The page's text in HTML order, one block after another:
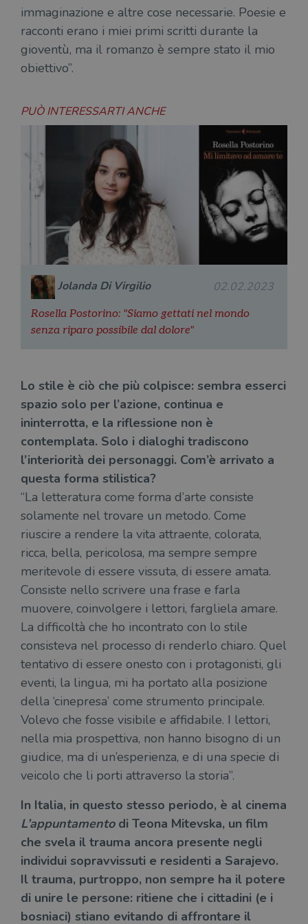
immaginazione e altre cose necessarie. Poesie e
racconti erano i miei primi scritti durante la
gioventù, ma il romanzo è sempre stato il mio
obiettivo”.
PUÒ INTERESSARTI ANCHE
Jolanda Di Virgilio 02.02.2023
Rosella Postorino: "Siamo gettati nel mondo
senza riparo possibile dal dolore"
Lo stile è ciò che più colpisce: sembra esserci
spazio solo per l’azione, continua e
ininterrotta, e la riflessione non è
contemplata. Solo i dialoghi tradiscono
l’interiorità dei personaggi. Com’è arrivato a
questa forma stilistica?
“La letteratura come forma d’arte consiste
solamente nel trovare un metodo. Come
riuscire a rendere la vita attraente, colorata,
ricca, bella, pericolosa, ma sempre sempre
meritevole di essere vissuta, di essere amata.
Consiste nello scrivere una frase e farla
muovere, coinvolgere i lettori, fargliela amare.
La difficoltà che ho incontrato con lo stile
consisteva nel processo di renderlo chiaro. Quel
tentativo di essere onesto con i protagonisti, gli
eventi, la lingua, mi ha portato alla posizione
della ‘cinepresa’ come strumento principale.
Volevo che fosse visibile e affidabile. I lettori,
nella mia prospettiva, non hanno bisogno di un
giudice, ma di un’esperienza, e di una specie di
veicolo che li porti attraverso la storia”.
In Italia, in questo stesso periodo, è al cinema
L’appuntamentodi Teona Mitevska, un film
che svela il trauma ancora presente negli
individui sopravvissuti e residenti a Sarajevo.
Il trauma, purtroppo, non sempre ha il potere
di unire le persone: ritiene che i cittadini (e i
bosniaci) stiano evitando di affrontare il